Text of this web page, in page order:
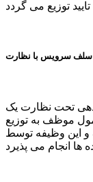
سلف سرویس با نظارت
تحت نظارت یک
موظف به توزیع
و این وظیفه توسط